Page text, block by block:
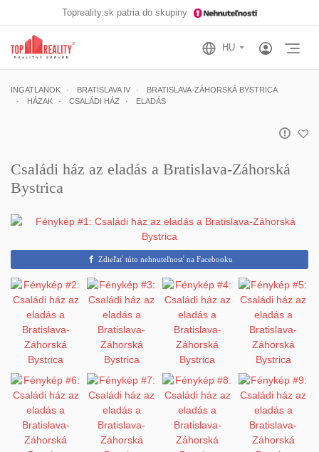
Topreality.sk patria do skupiny
INGATLANOK BRATISLAVA IV
BRATISLAVA-ZÁHORSKÁ BYSTRICA
HÁZAK
CSALÁDI HÁZ ELADÁS
Családi ház az eladás a Bratislava-Záhorská
Bystrica
Zdieľať túto nehnuteľnosť na Facebooku